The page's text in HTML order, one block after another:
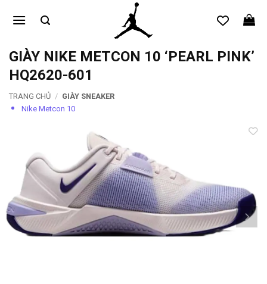
qua
dungGIÀY NIKE METCON 10 ‘PEARL PINK’
HQ2620-601
TRANG CHỦ / GIÀY SNEAKER
Nike Metcon 10